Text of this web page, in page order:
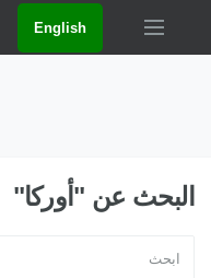
English
البحث عن "أوركا"